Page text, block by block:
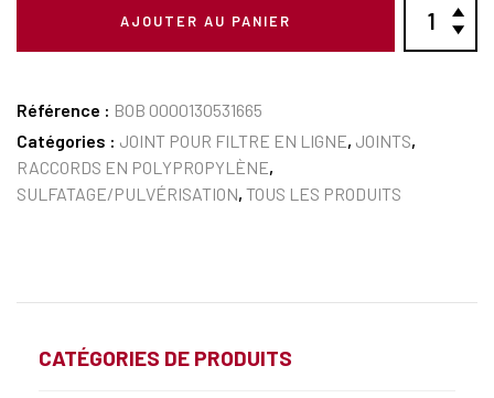
AJOUTER AU PANIER
Référence : BOB 0000130531665
Catégories : JOINT POUR FILTRE EN LIGNE, JOINTS,
RACCORDS EN POLYPROPYLÈNE,
SULFATAGE/PULVÉRISATION, TOUS LES PRODUITS
CATÉGORIES DE PRODUITS